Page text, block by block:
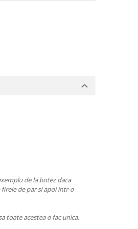
de la botez daca
de par si apoi intr-o
toate acestea o fac unica.